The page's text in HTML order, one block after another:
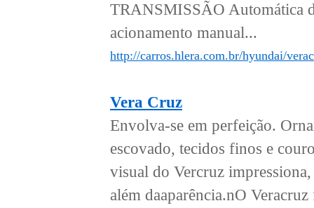
TRANSMISSÃO Automática
acionamento manual...
http://carros.hlera.com.br/hyundai/
Vera Cruz
Envolva-se em perfeição.
escovado, tecidos finos e
visual do Vercruz
além daaparência.nO